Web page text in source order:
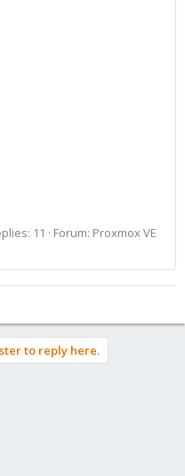
11 Forum: Proxmox VE
to reply here.